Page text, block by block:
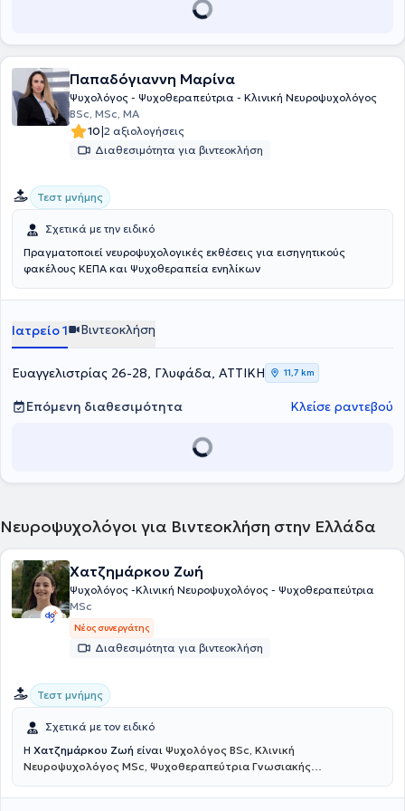
και .WAIS IV. Παρέχει πρακτική άσκηση σε φοιτητές πανεπιστημίων.
κέντρα. Παπαδόγιαννη Μαρίνα
Ψυχολόγος - Ψυχοθεραπεύτρια - Κλινική Νευροψυχολόγος
BSc, MSc, MA
10|2 αξιολογήσεις
Διαθεσιμότητα για βιντεοκλήση
Τεστ μνήμης
Σχετικά με την ειδικό
Πραγματοποιεί νευροψυχολογικές εκθέσεις για εισηγητικούς
φακέλους ΚΕΠΑ και Ψυχοθεραπεία ενηλίκων
Ιατρείο 1 Βιντεοκλήση
Ευαγγελιστρίας 26-28, Γλυφάδα, ΑΤΤΙΚΗ 11,7 km
Επόμενη διαθεσιμότητα Κλείσε ραντεβού
Νευροψυχολόγοι για Βιντεοκλήση στην Ελλάδα
Χατζημάρκου Ζωή
Ψυχολόγος -Κλινική Νευροψυχολόγος - Ψυχοθεραπεύτρια
MSc
Νέος συνεργάτης
Διαθεσιμότητα για βιντεοκλήση
Τεστ μνήμης
Σχετικά με τον ειδικό
Η Χατζημάρκου Ζωή είναι Ψυχολόγος BSc, Κλινική
Νευροψυχολόγος MSc, Ψυχοθεραπεύτρια Γνωσιακής
συνεδρίες. Είναι αριστούχος απόφοιτη του Αριστοτελείου